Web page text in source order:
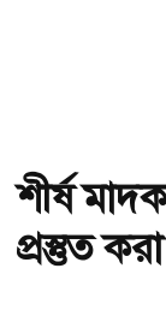
শীর্ষ
প্রস্তুত করা